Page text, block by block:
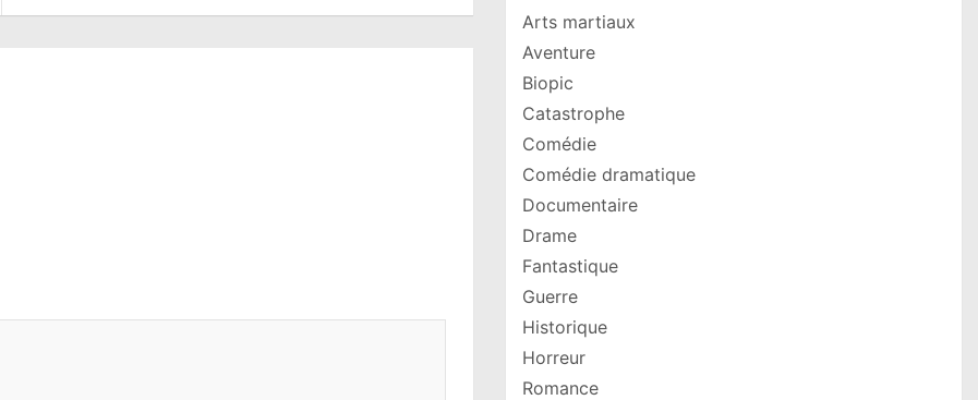
Arts martiaux
Aventure
Biopic
Catastrophe
Comédie
Comédie dramatique
Documentaire
Drame
Fantastique
Guerre
Historique
Horreur
Romance